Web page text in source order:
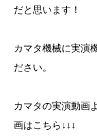
だと思います！
カマタ機械に実演
ださい。
カマタの実演動画
画はこちら↓↓↓